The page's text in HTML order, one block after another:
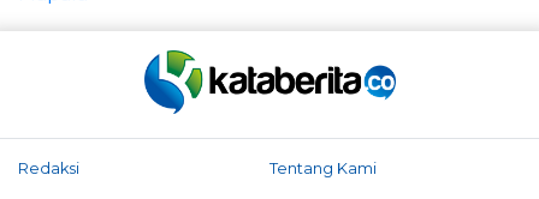
Redaksi Tentang Kami